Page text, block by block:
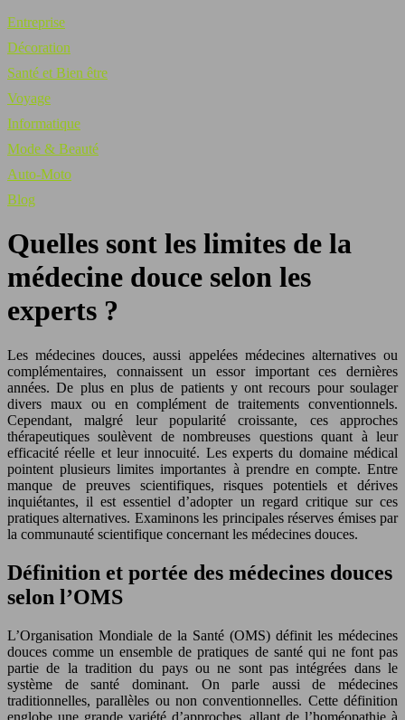
Entreprise
Décoration
Santé et Bien être
Voyage
Informatique
Mode & Beauté
Auto-Moto
Blog
Quelles sont les limites de la
médecine douce selon les
experts ?
Les médecines douces, aussi appelées médecines alternatives ou
complémentaires, connaissent un essor important ces dernières
années. De plus en plus de patients y ont recours pour soulager
divers maux ou en complément de traitements conventionnels.
Cependant, malgré leur popularité croissante, ces approches
thérapeutiques soulèvent de nombreuses questions quant à leur
efficacité réelle et leur innocuité. Les experts du domaine médical
pointent plusieurs limites importantes à prendre en compte. Entre
manque de preuves scientifiques, risques potentiels et dérives
inquiétantes, il est essentiel d’adopter un regard critique sur ces
pratiques alternatives. Examinons les principales réserves émises par
la communauté scientifique concernant les médecines douces.
Définition et portée des médecines douces
selon l’OMS
L’Organisation Mondiale de la Santé (OMS) définit les médecines
douces comme un ensemble de pratiques de santé qui ne font pas
partie de la tradition du pays ou ne sont pas intégrées dans le
système de santé dominant. On parle aussi de médecines
traditionnelles, parallèles ou non conventionnelles. Cette définition
englobe une grande variété d’approches, allant de l’homéopathie à